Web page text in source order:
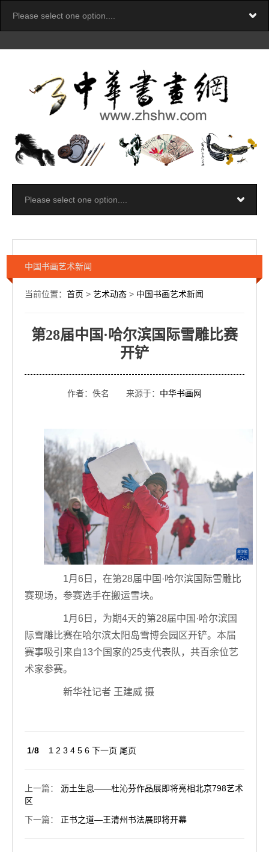
中国书画艺术新闻
当前位置： 首页 > 艺术动态 > 中国书画艺术新闻
第28届中国·哈尔滨国际雪雕比赛
开铲
作者：佚名 来源于： 中华书画网
1月6日，在第28届中国·哈尔滨国际雪雕比
赛现场，参赛选手在搬运雪块。
1月6日，为期4天的第28届中国·哈尔滨国
际雪雕比赛在哈尔滨太阳岛雪博会园区开铲。本届
赛事吸引来自13个国家的25支代表队，共百余位艺
术家参赛。
新华社记者 王建威 摄
1/8 1 2 3 4 5 6 下一页 尾页
上一篇： 沥土生息——杜沁芬作品展即将亮相北京798艺术
区
下一篇： 正书之道—王清州书法展即将开幕